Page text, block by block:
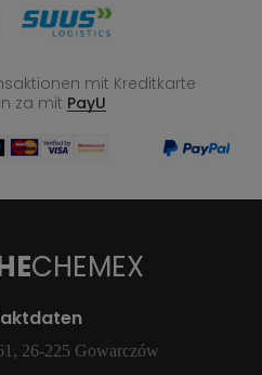
mit Kreditkarte
za mit PayU
CHEMEX
26-225 Gowarczów